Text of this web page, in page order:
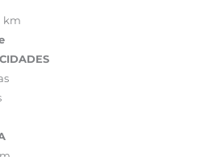
km